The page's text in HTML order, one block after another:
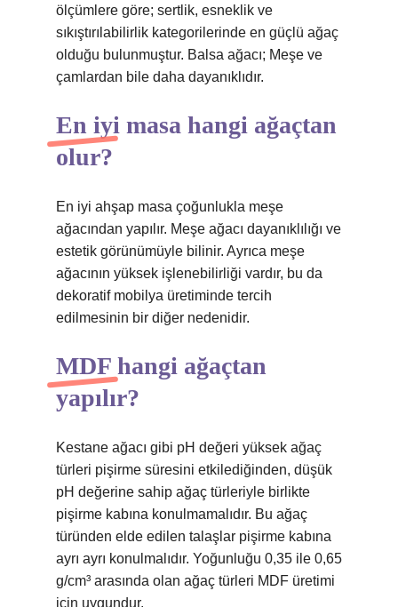
ölçümlere göre; sertlik, esneklik ve
sıkıştırılabilirlik kategorilerinde en güçlü ağaç
olduğu bulunmuştur. Balsa ağacı; Meşe ve
çamlardan bile daha dayanıklıdır.
En iyi masa hangi ağaçtan
olur?
En iyi ahşap masa çoğunlukla meşe
ağacından yapılır. Meşe ağacı dayanıklılığı ve
estetik görünümüyle bilinir. Ayrıca meşe
ağacının yüksek işlenebilirliği vardır, bu da
dekoratif mobilya üretiminde tercih
edilmesinin bir diğer nedenidir.
MDF hangi ağaçtan
yapılır?
Kestane ağacı gibi pH değeri yüksek ağaç
türleri pişirme süresini etkilediğinden, düşük
pH değerine sahip ağaç türleriyle birlikte
pişirme kabına konulmamalıdır. Bu ağaç
türünden elde edilen talaşlar pişirme kabına
ayrı ayrı konulmalıdır. Yoğunluğu 0,35 ile 0,65
g/cm³ arasında olan ağaç türleri MDF üretimi
için uygundur.